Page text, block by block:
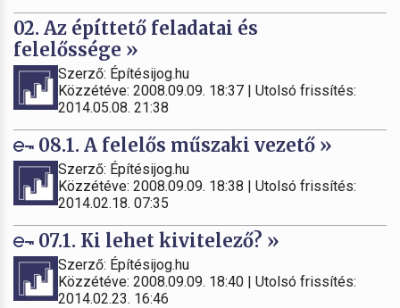
02. Az építtető feladatai és
felelőssége »
Szerző: Építésijog.hu
Közzétéve: 2008.09.09. 18:37 | Utolsó frissítés:
2014.05.08. 21:38
08.1. A felelős műszaki vezető »
Szerző: Építésijog.hu
Közzétéve: 2008.09.09. 18:38 | Utolsó frissítés:
2014.02.18. 07:35
07.1. Ki lehet kivitelező? »
Szerző: Építésijog.hu
Közzétéve: 2008.09.09. 18:40 | Utolsó frissítés:
2014.02.23. 16:46